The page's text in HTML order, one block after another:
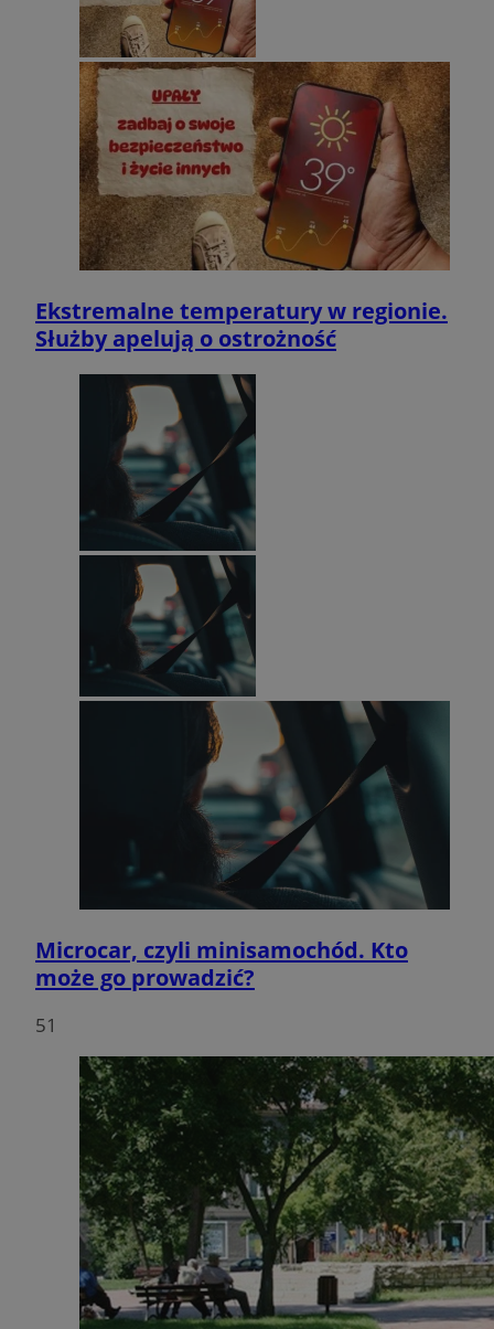
Ekstremalne temperatury w regionie.
Służby apelują o ostrożność
Microcar, czyli minisamochód. Kto
może go prowadzić?
51